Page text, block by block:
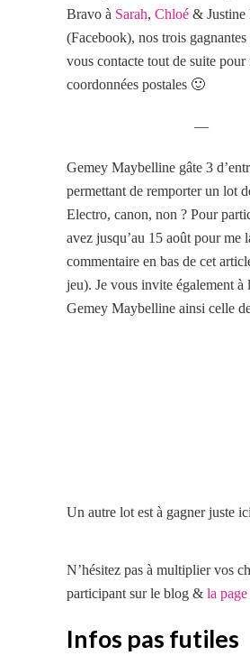
Bravo à Sarah, Chloé & Justine
(Facebook), nos trois
vous contacte tout de suite pour
coordonnées postales 🙂
—
Gemey Maybelline gâte 3
permettant de remporter un lot
Electro, canon, non ? Pour
avez jusqu’au 15 août pour me
commentaire en bas de cet
jeu). Je vous invite également à
Gemey Maybelline ainsi celle
Un autre lot est à gagner juste
N’hésitez pas à multiplier vos
participant sur le blog & la
Infos pas futiles